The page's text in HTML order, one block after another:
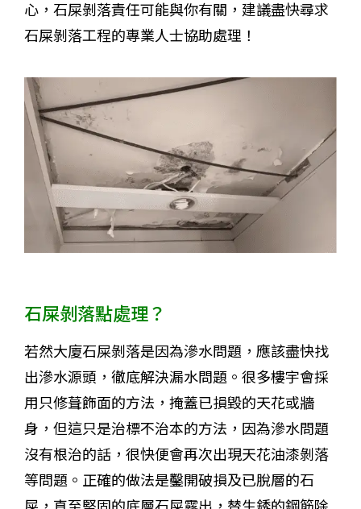
心，石屎剝落責任可能與你有關，建議盡快尋求
石屎剝落工程的專業人士協助處理！
石屎剝落點處理？
若然大廈石屎剝落是因為滲水問題，應該盡快找
出滲水源頭，徹底解決漏水問題。很多樓宇會採
用只修葺飾面的方法，掩蓋已損毀的天花或牆
身，但這只是治標不治本的方法，因為滲水問題
沒有根治的話，很快便會再次出現天花油漆剝落
等問題。正確的做法是鑿開破損及已脫層的石